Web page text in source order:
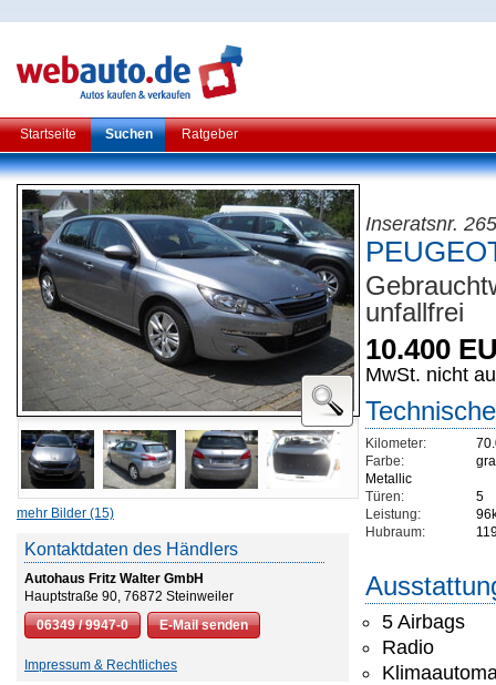
Startseite Suchen Ratgeber
mehr Bilder (15)
Kontaktdaten des Händlers
Autohaus Fritz Walter GmbH
Hauptstraße 90, 76872 Steinweiler
06349 / 9947-0
E-Mail senden
Impressum & Rechtliches
Inseratsnr.
unfallfrei
10.400
MwSt. nicht
Kilometer:
Farbe:
Metallic
Türen:
5
Leistung:
Hubraum:
5 Airbags
Radio